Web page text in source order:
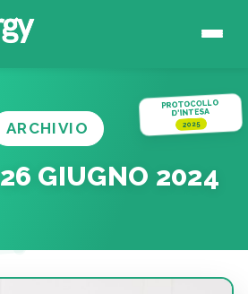
PROTOCOLLO
D'INTESA
2025
ARCHIVIO
26 GIUGNO 2024